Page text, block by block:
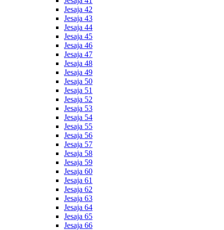
Jesaja 42
Jesaja 43
Jesaja 44
Jesaja 45
Jesaja 46
Jesaja 47
Jesaja 48
Jesaja 49
Jesaja 50
Jesaja 51
Jesaja 52
Jesaja 53
Jesaja 54
Jesaja 55
Jesaja 56
Jesaja 57
Jesaja 58
Jesaja 59
Jesaja 60
Jesaja 61
Jesaja 62
Jesaja 63
Jesaja 64
Jesaja 65
Jesaja 66